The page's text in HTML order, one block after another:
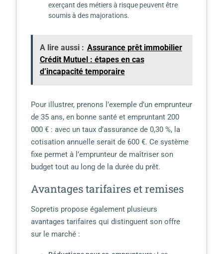
exerçant des métiers à risque peuvent être
soumis à des majorations.
A lire aussi : Assurance prêt immobilier
Crédit Mutuel : étapes en cas
d’incapacité temporaire
Pour illustrer, prenons l’exemple d’un emprunteur
de 35 ans, en bonne santé et empruntant 200
000 € : avec un taux d’assurance de 0,30 %, la
cotisation annuelle serait de 600 €. Ce système
fixe permet à l’emprunteur de maîtriser son
budget tout au long de la durée du prêt.
Avantages tarifaires et remises
Sopretis propose également plusieurs
avantages tarifaires qui distinguent son offre
sur le marché :